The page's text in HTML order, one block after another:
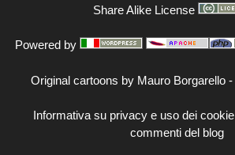
Share Alike License
Powered by
Original cartoons by Mauro Borgarello -
Informativa su privacy e uso dei cookie
commenti del blog